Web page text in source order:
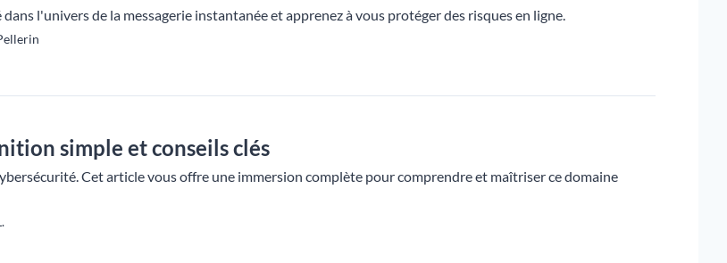
l'univers de la messagerie instantanée et apprenez à vous protéger des risques en ligne.
simple et conseils clés
Cet article vous offre une immersion complète pour comprendre et maîtriser ce domaine